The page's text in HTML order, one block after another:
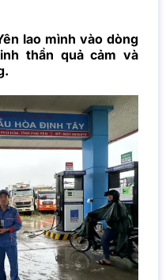
lao mình vào dòng
thần quả cảm và